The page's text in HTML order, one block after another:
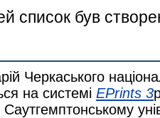
список був
Черкаського
на системі EPrints 3
Саутгемптонському